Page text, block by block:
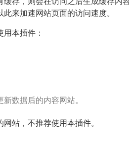
来加速网站页面的访问速度。
本插件：
数据后的内容网站。
站，不推荐使用本插件。